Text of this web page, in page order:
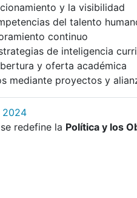
y la visibilidad
del talento
continuo
de inteligencia
y oferta académica
mediante proyectos y
2024
redefine la Política y los